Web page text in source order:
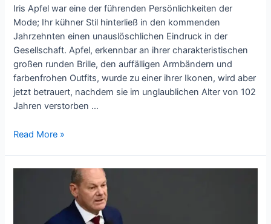
Iris Apfel war eine der führenden Persönlichkeiten der
Mode; Ihr kühner Stil hinterließ in den kommenden
Jahrzehnten einen unauslöschlichen Eindruck in der
Gesellschaft. Apfel, erkennbar an ihrer charakteristischen
großen runden Brille, den auffälligen Armbändern und
farbenfrohen Outfits, wurde zu einer ihrer Ikonen, wird aber
jetzt betrauert, nachdem sie im unglaublichen Alter von 102
Jahren verstorben …
Read More »